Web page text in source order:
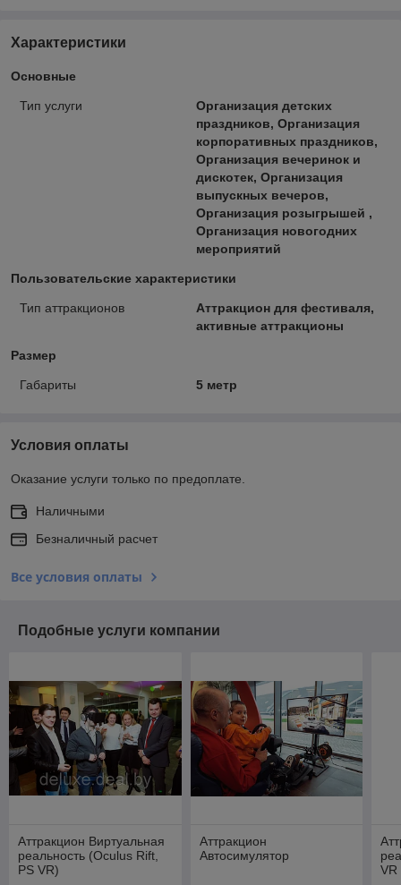
Характеристики
Основные
Тип услуги
Организация детских
праздников, Организация
корпоративных праздников,
Организация вечеринок и
дискотек, Организация
выпускных вечеров,
Организация розыгрышей ,
Организация новогодних
мероприятий
Пользовательские характеристики
Тип аттракционов
Аттракцион для фестиваля,
активные аттракционы
Размер
Габариты 5 метр
Условия оплаты
Оказание услуги только по предоплате.
Наличными
Безналичный расчет
Все условия оплаты
Подобные услуги компании
Аттракцион Виртуальная
реальность (Oculus Rift,
PS VR)
Аттракцион
Автосимулятор
VR